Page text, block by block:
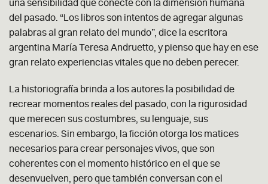
una sensibilidad que conecte con la dimensión humana
del pasado. “Los libros son intentos de agregar algunas
palabras al gran relato del mundo”, dice la escritora
argentina María Teresa Andruetto, y pienso que hay en ese
gran relato experiencias vitales que no deben perecer.
La historiografía brinda a los autores la posibilidad de
recrear momentos reales del pasado, con la rigurosidad
que merecen sus costumbres, su lenguaje, sus
escenarios. Sin embargo, la ficción otorga los matices
necesarios para crear personajes vivos, que son
coherentes con el momento histórico en el que se
desenvuelven, pero que también conversan con el